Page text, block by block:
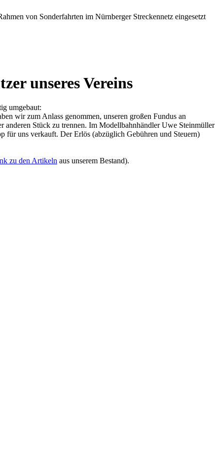
von Sonderfahrten im Nürnberger Streckennetz eingesetzt
unseres Vereins
umgebaut:
wir zum Anlass genommen, unseren großen Fundus an
anderen Stück zu trennen. Im Modellbahnhändler Uwe Steinmüller
für uns verkauft. Der Erlös (abzüglich Gebühren und Steuern)
zu den Artikeln aus unserem Bestand).